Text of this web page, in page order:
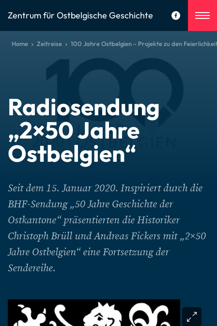
Zentrum für Ostbelgische Geschichte
Home Zeitreise 100 Jahre Ostbelgien – Projekte zu den
Radiosendung
„2×50 Jahre
Ostbelgien“
Seit dem 15. Januar 2020. Inspiriert durch die
BHF-Sendung „50 Jahre Geschichte der
Ostkantone“ präsentierten die Historiker
Christoph Brüll und Andreas Fickers mit „2×50
Jahre Ostbelgien“ eine Fortsetzung der
Sendereihe.